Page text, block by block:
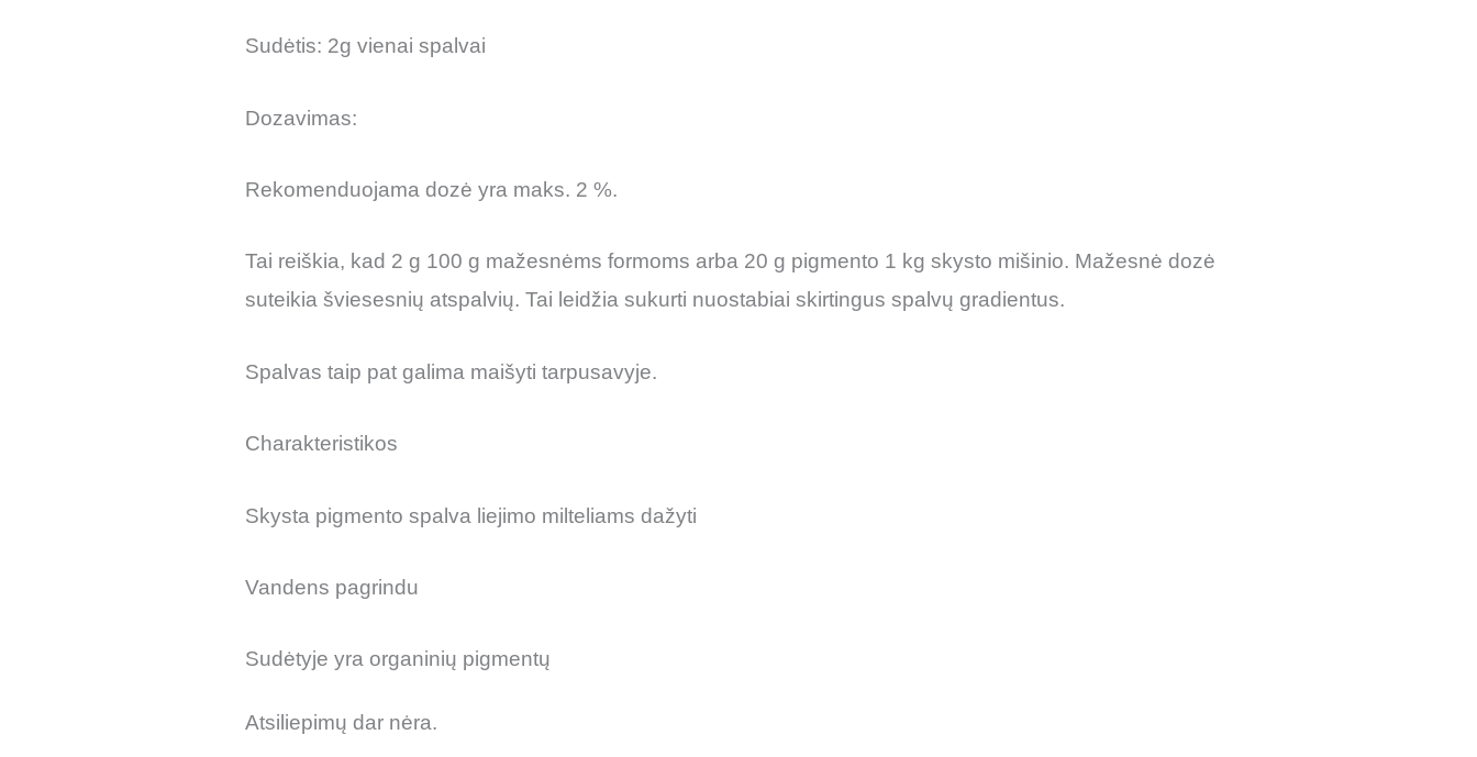
Sudėtis: 2g vienai spalvai
Dozavimas:
Rekomenduojama dozė yra maks. 2 %.
Tai reiškia, kad 2 g 100 g mažesnėms formoms arba 20 g pigmento 1 kg skysto mišinio. Mažesnė dozė
suteikia šviesesnių atspalvių. Tai leidžia sukurti nuostabiai skirtingus spalvų gradientus.
Spalvas taip pat galima maišyti tarpusavyje.
Charakteristikos
Skysta pigmento spalva liejimo milteliams dažyti
Vandens pagrindu
Sudėtyje yra organinių pigmentų
Atsiliepimų dar nėra.